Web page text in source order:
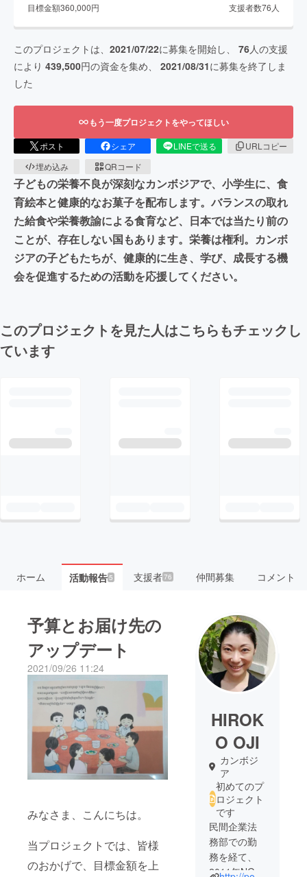
目標金額360,000円 支援者数76 人
このプロジェクトは、 2021/07/22に募集を開始し、 76人の支援
により 439,500円の資金を集め、 2021/08/31に募集を終了しま
した
もう一度プロジェクトをやってほしい
ポスト シェア LINEで送る
URLコピー
埋め込み
QRコード
子どもの栄養不良が深刻なカンボジアで、小学生に、食
育絵本と健康的なお菓子を配布します。バランスの取れ
た給食や栄養教諭による食育など、日本では当たり前の
ことが、存在しない国もあります。栄養は権利。カンボ
ジアの子どもたちが、健康的に生き、学び、成長する機
会を促進するための活動を応援してください。
このプロジェクトを見た人はこちらもチェックし
ています
ホーム 活動報告5 支援者76 仲間募集 コメント
予算とお届け先の
アップデート
2021/09/26 11:24
みなさま、こんにちは。
当プロジェクトでは、皆様
のおかげで、目標金額を上
HIROK
O OJI
カンボジ
ア
初めてのプ
ロジェクト
です
民間企業法
務部での勤
務を経て、
2011年NGO